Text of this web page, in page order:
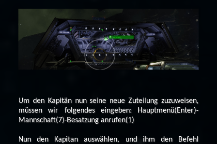
Um den Kapitän nun seine neue Zuteilung zuzuweisen,
müssen wir folgendes eingeben: Hauptmenü(Enter)-
Mannschaft(7)-Besatzung anrufen(1)
Nun den Kapitan auswählen, und ihm den Befehl